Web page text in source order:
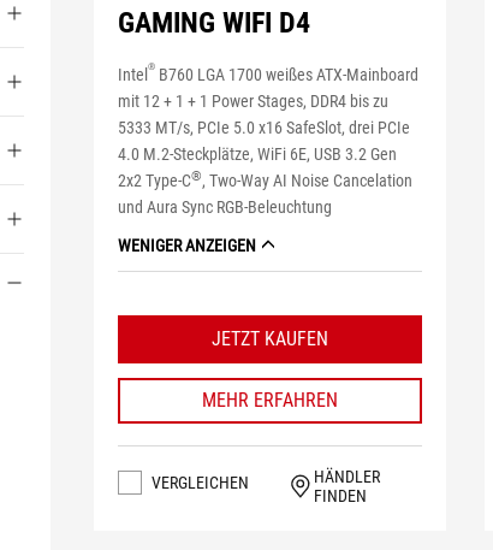
GAMING WIFI D4
Intel ®B760 LGA 1700 weißes ATX-Mainboard
mit 12 + 1 + 1 Power Stages, DDR4 bis zu
5333 MT/s, PCIe 5.0 x16 SafeSlot, drei PCIe
4.0 M.2-Steckplätze, WiFi 6E, USB 3.2 Gen
2x2 Type-C®, Two-Way AI Noise Cancelation
und Aura Sync RGB-Beleuchtung
WENIGER ANZEIGEN
JETZT KAUFEN
MEHR ERFAHREN
VERGLEICHEN
HÄNDLER
FINDEN